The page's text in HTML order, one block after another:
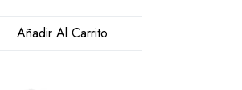
Añadir Al Carrito